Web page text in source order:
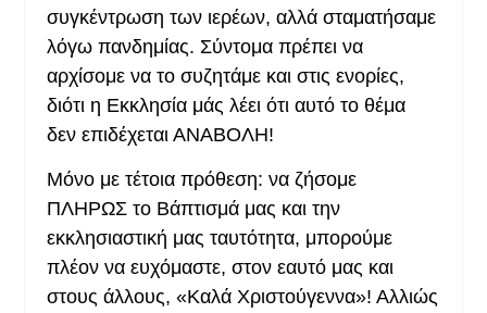
συγκέντρωση των ιερέων, αλλά σταματήσαμε
λόγω πανδημίας. Σύντομα πρέπει να
αρχίσομε να το συζητάμε και στις ενορίες,
διότι η Εκκλησία μάς λέει ότι αυτό το θέμα
δεν επιδέχεται ΑΝΑΒΟΛΗ!
Μόνο με τέτοια πρόθεση: να ζήσομε
ΠΛΗΡΩΣ το Βάπτισμά μας και την
εκκλησιαστική μας ταυτότητα, μπορούμε
πλέον να ευχόμαστε, στον εαυτό μας και
στους άλλους, «Καλά Χριστούγεννα»! Αλλιώς